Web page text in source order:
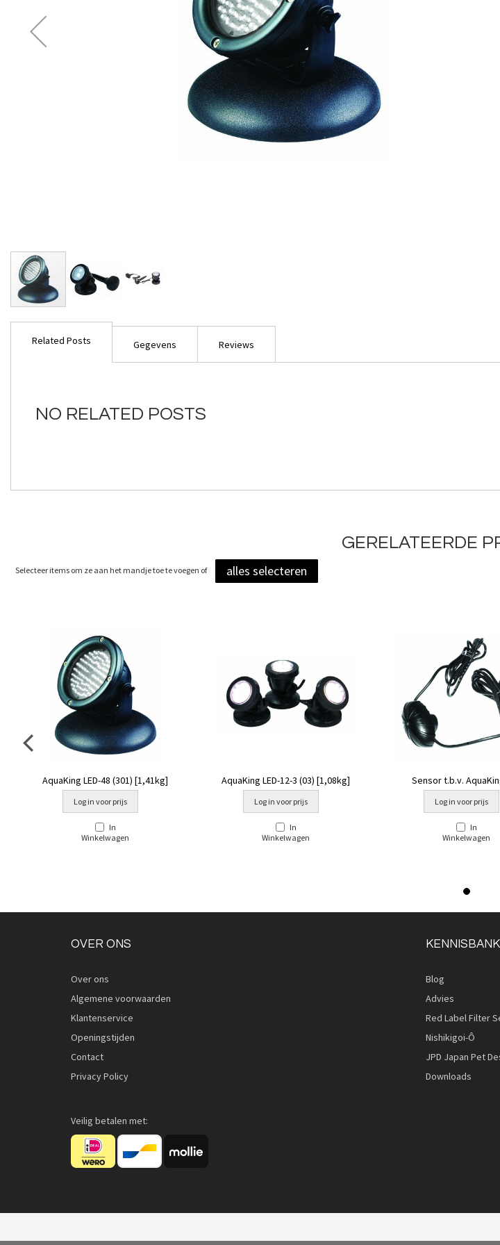
gallerij
Related Posts
NO RELATED POSTS
Gegevens Reviews
GERELATEERDE
Selecteer items om ze aan het mandje toe te voegen of alles selecteren
AquaKing LED-48 (301) [1,41kg]
Log in voor prijs
In
Winkelwagen
AquaKing LED-12-3 (03) [1,08kg]
Log in voor prijs
In
Winkelwagen
Sensor t.b.v.
verlichting
Log in voor prijs
In
Winkelwagen
OVER ONS
Over ons
Algemene voorwaarden
Klantenservice
Openingstijden
Contact
Privacy Policy
Veilig betalen met:
KENNISBANK
Blog
Advies
Red Label Filter
Nishikigoi-Ô
JPD Japan Pet
Downloads